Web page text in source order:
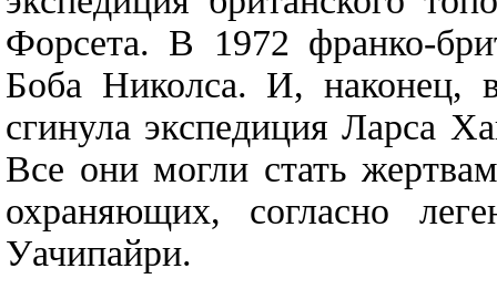
Форсета. В 1972 франко-
Боба Николса. И, наконец,
сгинула экспедиция Ларса
Все они могли стать
охраняющих, согласно
Уачипайри.